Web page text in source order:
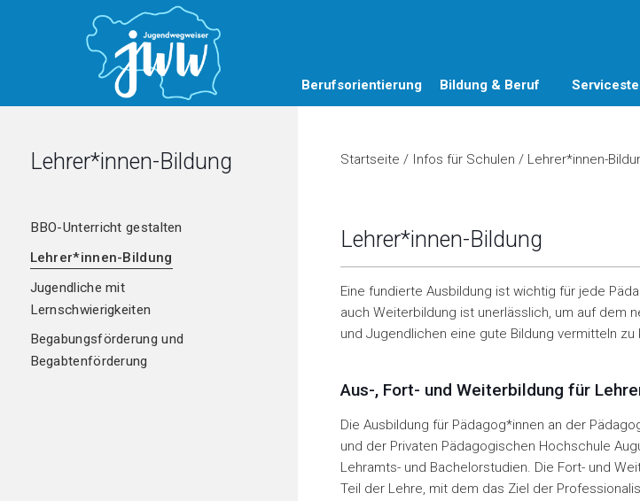
Berufsorientierung Bildung & Beruf
Lehrer*innen-Bildung
BBO-Unterricht gestalten
Unterrichtsmaterial
Elementar-/Primarstufe
Unterstufe
Querschnittthemen
Angebote/Projekte von
Realbegegnungen
Betriebsbesichtigungen
Begegnungen mit
Expert*innen
Lehrer*innen-Bildung
Jugendliche mit
Lernschwierigkeiten
Begabungsförderung und
Begabtenförderung
Startseite / Infos für Schulen / Lehrer*innen-
Lehrer*innen-Bildung
Eine fundierte Ausbildung ist wichtig für jede
auch Weiterbildung ist unerlässlich, um auf dem
und Jugendlichen eine gute Bildung vermitteln zu
Aus-, Fort- und Weiterbildung für
Die Ausbildung für Pädagog*innen an der
und der Privaten Pädagogischen Hochschule
Lehramts- und Bachelorstudien. Die Fort- und
Teil der Lehre, mit dem das Ziel der